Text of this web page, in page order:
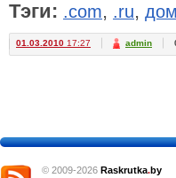
Тэги: .com, .ru,
01.03.2010 17:27 admin
© 2009-2026 Raskrutka.by